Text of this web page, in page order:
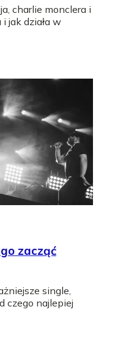
charlie monclera i
jak działa w
zacząć
single,
czego najlepiej